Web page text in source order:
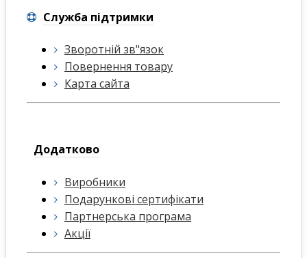
Служба підтримки
Зворотній зв"язок
Повернення товару
Карта сайта
Додатково
Виробники
Подарункові сертифікати
Партнерська програма
Акції